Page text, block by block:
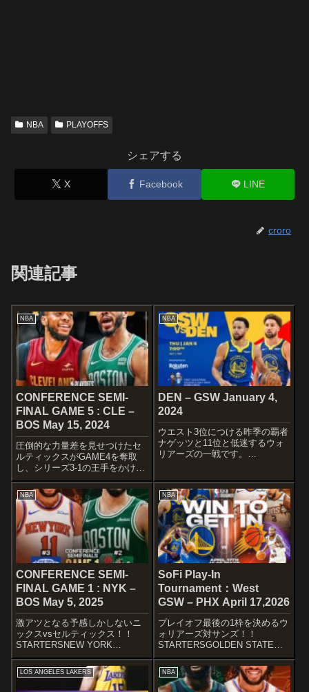
NBA PLAYOFFS
シェアする
X Facebook LINE
croro
関連記事
NBA
CONFERENCE SEMI-
FINAL GAME 5 : CLE –
BOS May 15, 2024
圧倒的な力量差を見せつけたセ
ルティックスがGAME4を奪取
し、シリーズ3-1の王手をかけま
した！！ホームでセルティック
スが決めるか、キャブスが粘る
か注目ですね〜
STARTERSCLECELAND
CAVERIERSEvan MobleyIs...
NBA
DEN – GSW January 4,
2024
ウエスト3位につける昨季の覇者
ナゲッツと11位と低迷するウォ
リアーズの一戦です。
Jr.Aaron GordonNikola
JokicKentavious Caldw...
NBA
CONFERENCE SEMI-
FINAL GAME 1 : NYK –
BOS May 5, 2025
激アツとなる予感しかしないニ
ックスvsセルティックス！！
STARTERSNEW YORK
KNICKSJalen BrunsonJosh
HartMikal BridgesOG
AnunobyKarl-Anthony Townsfirst
...
NBA
SoFi Play-In
Tournament：West
GSW – PHX April 17,2026
プレイオフ最後の1枠を決めるウ
ォリアーズ対サンズ！！
STARTERSGOLDEN STATE
WARRIORSBring 'em out
pic.twitter.com/t2KEoVCR5i—
Golden State Warriors (...
LOS ANGELES LAKERS NBA